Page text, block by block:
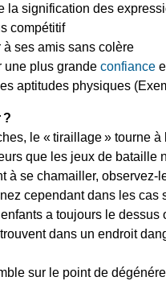
la signification des
compétitif
à ses amis sans colère
une plus grande confiance
aptitudes physiques
?
le «tiraillage» tourne à
que les jeux de bataille
à se chamailler,
cependant dans les cas
a toujours le dessus
dans un endroit
sur le point de